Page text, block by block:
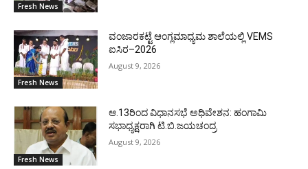
Fresh News
Fresh News
ವಂಜಾರಕಟ್ಟೆ ಆಂಗ್ಲಮಾಧ್ಯಮ ಶಾಲೆಯಲ್ಲಿ VEMS
ಐಸಿರ–2026
August 9, 2026
Fresh News
ಆ.13ರಿಂದ ವಿಧಾನಸಭೆ ಅಧಿವೇಶನ: ಹಂಗಾಮಿ
ಸಭಾಧ್ಯಕ್ಷರಾಗಿ ಟಿ.ಬಿ.ಜಯಚಂದ್ರ
August 9, 2026